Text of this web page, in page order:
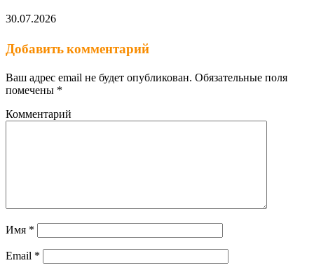
30.07.2026
Добавить комментарий
Ваш адрес email не будет опубликован. Обязательные поля
помечены *
Комментарий
Имя *
Email *